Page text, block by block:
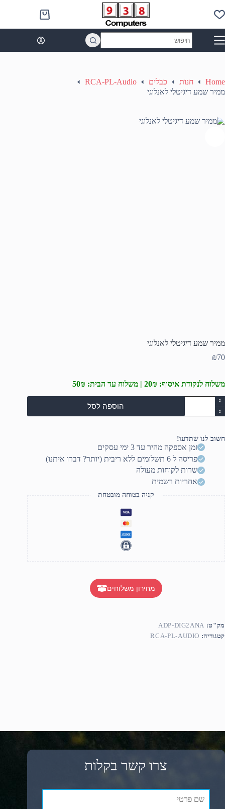
to
content
Shopping
cart
results
Home חנות כבלים
RCA-PL-Audio
ממיר שמע דיגיטלי לאנלוגי
ממיר שמע דיגיטלי לאנלוגי
₪70
משלוח לנקודת איסוף: 20₪ | משלוח עד הבית: 50₪
כמות
של
ממיר
דיגיטלי
לאנלוגי
הוספה לסל
חשוב לנו שתדעו!
זמן אספקה מהיר עד 3 ימי עסקים
פריסה ל 6 תשלומים ללא ריבית (יותר? דברו איתנו)
שרות לקוחות מעולה
אחריות רשמית
קניה בטוחה מובטחת
מחירון משלוחים
מק"ט: ADP-DIG2ANA
קטגוריה: RCA-PL-AUDIO
צרו קשר בקלות